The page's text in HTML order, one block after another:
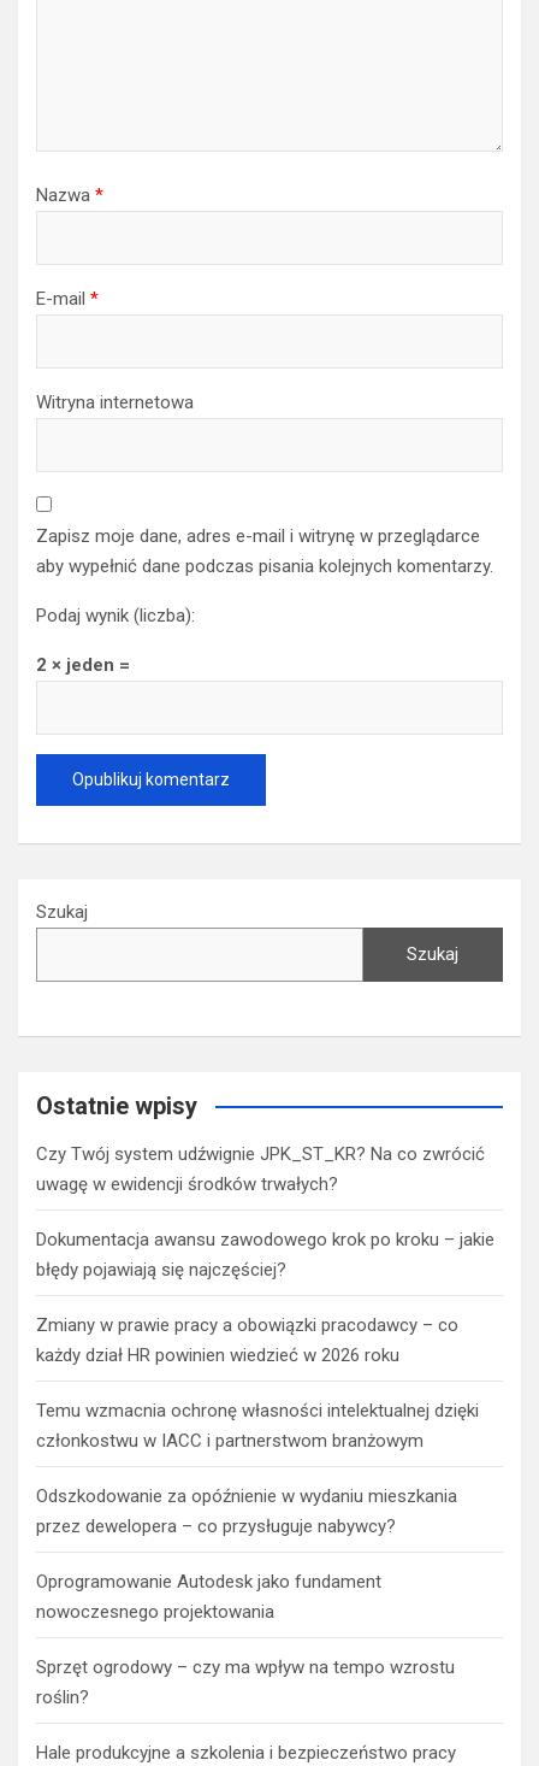
E-mail*
Witryna internetowa
Zapisz moje dane, adres e-mail i witrynę w przeglądarce
aby wypełnić dane podczas pisania kolejnych komentarzy.
Podaj wynik (liczba):
2 × jeden =
Czy Twój system udźwignie JPK_ST_KR? Na co zwrócić
uwagę w ewidencji środków trwałych?
Dokumentacja awansu zawodowego krok po kroku – jakie
błędy pojawiają się najczęściej?
Zmiany w prawie pracy a obowiązki pracodawcy – co
każdy dział HR powinien wiedzieć w 2026 roku
Temu wzmacnia ochronę własności intelektualnej dzięki
członkostwu w IACC i partnerstwom branżowym
Odszkodowanie za opóźnienie w wydaniu mieszkania
przez dewelopera – co przysługuje nabywcy?
Oprogramowanie Autodesk jako fundament
nowoczesnego projektowania
Sprzęt ogrodowy – czy ma wpływ na tempo wzrostu
roślin?
Hale produkcyjne a szkolenia i bezpieczeństwo pracy